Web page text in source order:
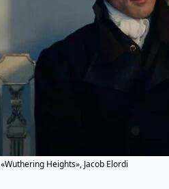
«Wuthering Heights», Jacob Elordi